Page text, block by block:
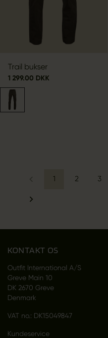
Trail bukser
1 299.00 DKK
1 2 3
KONTAKT OS
Outfit International A/S
Greve Main 10
DK 2670 Greve
Denmark
VAT no.: DK15049847
Kundeservice